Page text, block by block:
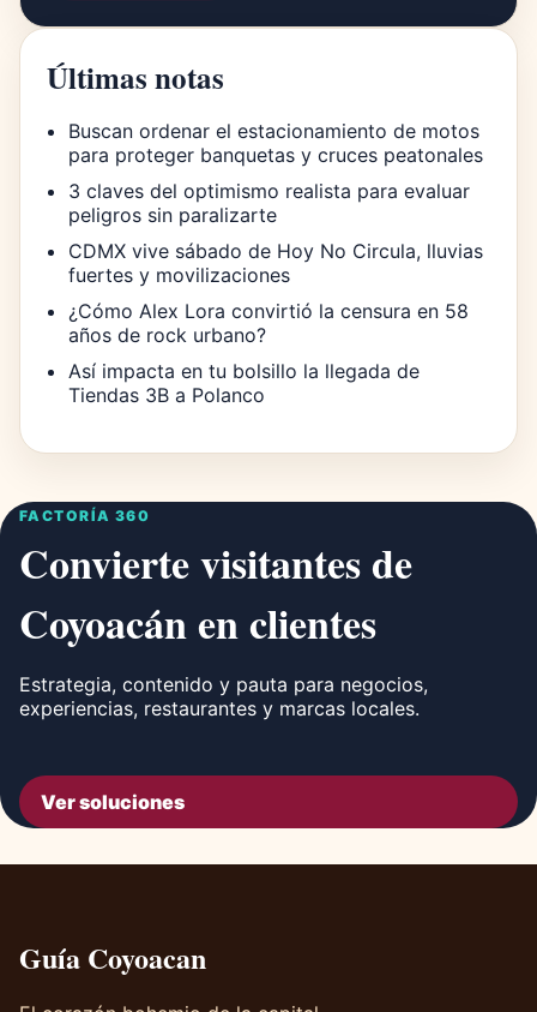
Últimas notas
Buscan ordenar el estacionamiento de motos
para proteger banquetas y cruces peatonales
3 claves del optimismo realista para evaluar
peligros sin paralizarte
CDMX vive sábado de Hoy No Circula, lluvias
fuertes y movilizaciones
¿Cómo Alex Lora convirtió la censura en 58
años de rock urbano?
Así impacta en tu bolsillo la llegada de
Tiendas 3B a Polanco
FACTORÍA 360
Convierte visitantes de
Coyoacán en clientes
Estrategia, contenido y pauta para negocios,
experiencias, restaurantes y marcas locales.
Ver soluciones
Guía Coyoacan